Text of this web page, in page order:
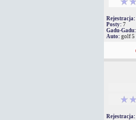
Rejestracja:
Posty: 7
Gadu-Gadu:
Auto: golf 5
Rejestracja: